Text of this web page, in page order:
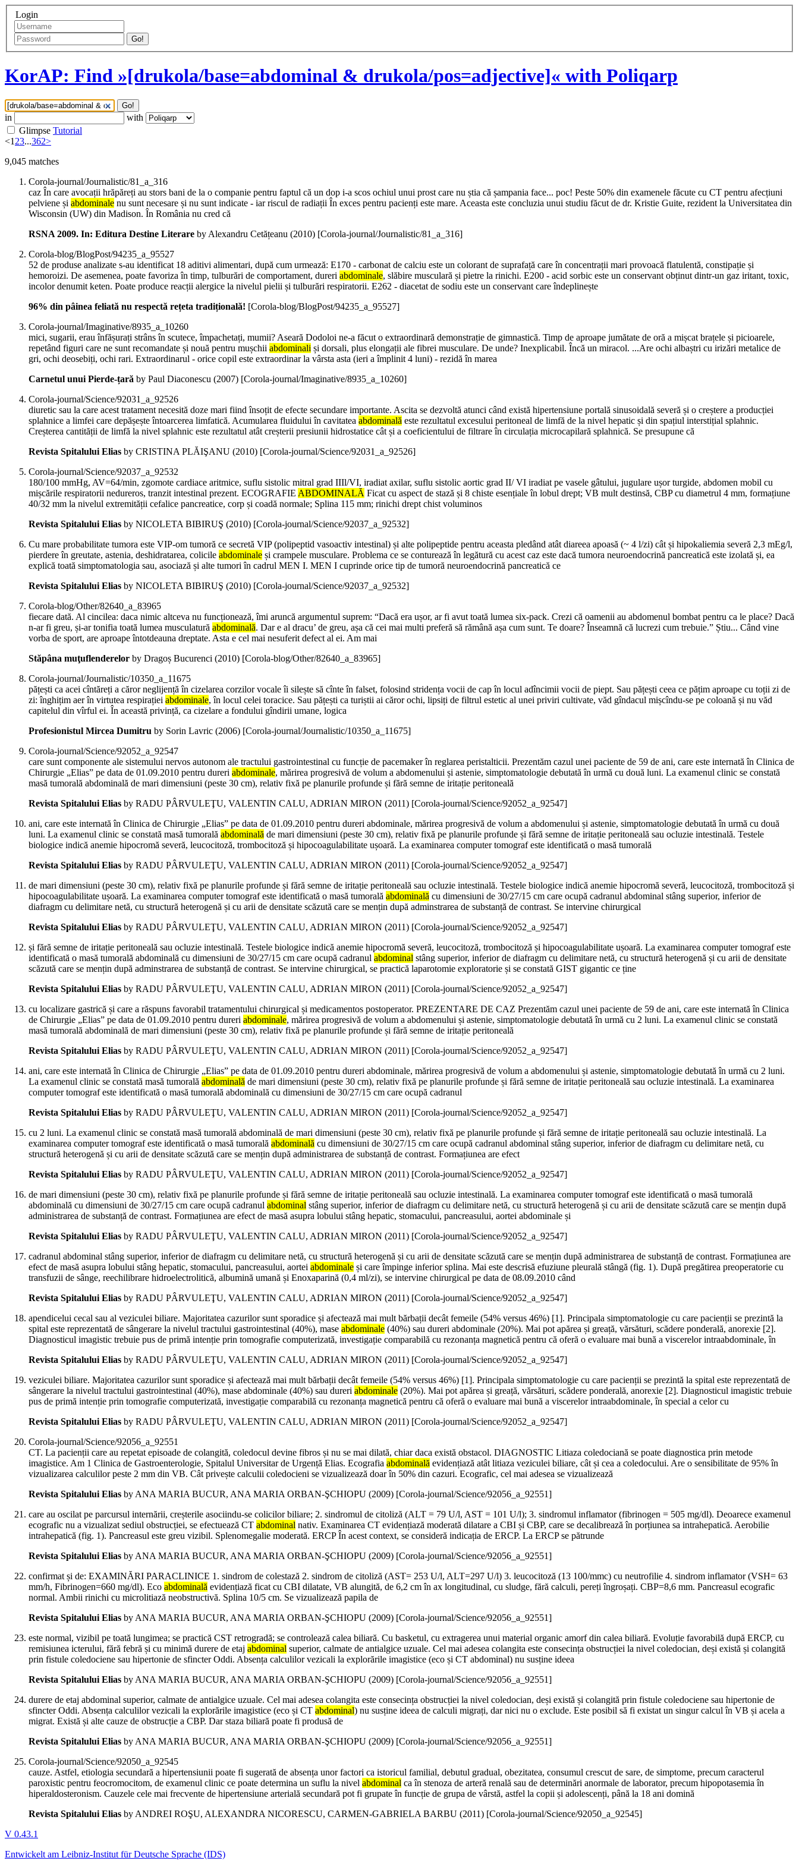
Login
Go!
KorAP: Find »[drukola/base=abdominal & drukola/pos=adjective]« with Poliqarp
Go!
in
with
Glimpse Tutorial
<123...362>
9,045 matches
Corola-journal/Journalistic/81_a_316
caz În care avocații hrăpăreți au stors bani de la o companie pentru faptul că un dop i-a scos ochiul unui prost care nu știa că șampania face... poc! Peste 50% din examenele făcute cu CT pentru afecțiuni
pelviene și abdominale nu sunt necesare și nu sunt indicate - iar riscul de radiații În exces pentru pacienți este mare. Aceasta este concluzia unui studiu făcut de dr. Kristie Guite, rezident la Universitatea din
Wisconsin (UW) din Madison. În România nu cred că
RSNA 2009. In: Editura Destine Literare by Alexandru Cetățeanu (2010) [Corola-journal/Journalistic/81_a_316]
Corola-blog/BlogPost/94235_a_95527
52 de produse analizate s-au identificat 18 aditivi alimentari, după cum urmează: E170 - carbonat de calciu este un colorant de suprafață care în concentrații mari provoacă flatulentă, constipație și
hemoroizi. De asemenea, poate favoriza în timp, tulburări de comportament, dureri abdominale, slăbire musculară și pietre la rinichi. E200 - acid sorbic este un conservant obținut dintr-un gaz iritant, toxic,
incolor denumit keten. Poate produce reacții alergice la nivelul pielii și tulburări respiratorii. E262 - diacetat de sodiu este un conservant care îndeplinește
96% din pâinea feliată nu respectă rețeta tradițională! [Corola-blog/BlogPost/94235_a_95527]
Corola-journal/Imaginative/8935_a_10260
mici, sugarii, erau înfășurați strâns în scutece, împachetați, mumii? Aseară Dodoloi ne-a făcut o extraordinară demonstrație de gimnastică. Timp de aproape jumătate de oră a mișcat brațele și picioarele,
repetând figuri care ne sunt recomandate și nouă pentru mușchii abdominali și dorsali, plus elongații ale fibrei musculare. De unde? Inexplicabil. Încă un miracol. ...Are ochi albaștri cu irizări metalice de
gri, ochi deosebiți, ochi rari. Extraordinarul - orice copil este extraordinar la vârsta asta (ieri a împlinit 4 luni) - rezidă în marea
Carnetul unui Pierde-țară by Paul Diaconescu (2007) [Corola-journal/Imaginative/8935_a_10260]
Corola-journal/Science/92031_a_92526
diuretic sau la care acest tratament necesită doze mari fiind însoțit de efecte secundare importante. Ascita se dezvoltă atunci când există hipertensiune portală sinusoidală severă și o creștere a producției
splahnice a limfei care depășește întoarcerea limfatică. Acumularea fluidului în cavitatea abdominală este rezultatul excesului peritoneal de limfă de la nivel hepatic și din spațiul interstițial splahnic.
Creșterea cantității de limfă la nivel splahnic este rezultatul atât creșterii presiunii hidrostatice cât și a coeficientului de filtrare în circulația microcapilară splahnică. Se presupune că
Revista Spitalului Elias by CRISTINA PLĂIŞANU (2010) [Corola-journal/Science/92031_a_92526]
Corola-journal/Science/92037_a_92532
180/100 mmHg, AV=64/min, zgomote cardiace aritmice, suflu sistolic mitral grad IIIl/VI, iradiat axilar, suflu sistolic aortic grad II/ VI iradiat pe vasele gâtului, jugulare ușor turgide, abdomen mobil cu
mișcările respiratorii nedureros, tranzit intestinal prezent. ECOGRAFIE ABDOMINALĂ Ficat cu aspect de stază și 8 chiste esențiale în lobul drept; VB mult destinsă, CBP cu diametrul 4 mm, formațiune
40/32 mm la nivelul extremității cefalice pancreatice, corp și coadă normale; Splina 115 mm; rinichi drept chist voluminos
Revista Spitalului Elias by NICOLETA BIBIRUŞ (2010) [Corola-journal/Science/92037_a_92532]
Cu mare probabilitate tumora este VIP-om tumoră ce secretă VIP (polipeptid vasoactiv intestinal) și alte polipeptide pentru aceasta pledând atât diareea apoasă (~ 4 l/zi) cât și hipokaliemia severă 2,3 mEg/l,
pierdere în greutate, astenia, deshidratarea, colicile abdominale și crampele musculare. Problema ce se conturează în legătură cu acest caz este dacă tumora neuroendocrină pancreatică este izolată și, ea
explică toată simptomatologia sau, asociază și alte tumori în cadrul MEN I. MEN I cuprinde orice tip de tumoră neuroendocrină pancreatică ce
Revista Spitalului Elias by NICOLETA BIBIRUŞ (2010) [Corola-journal/Science/92037_a_92532]
Corola-blog/Other/82640_a_83965
fiecare dată. Al cincilea: daca nimic altceva nu funcționează, îmi aruncă argumentul suprem: “Dacă era ușor, ar fi avut toată lumea six-pack. Crezi că oamenii au abdomenul bombat pentru ca le place? Dacă
n-ar fi greu, și-ar tonifia toată lumea musculatură abdominală. Dar e al dracu’ de greu, așa că cei mai multi preferă să rămână așa cum sunt. Te doare? Înseamnă că lucrezi cum trebuie.” Știu... Când vine
vorba de sport, are aproape întotdeauna dreptate. Asta e cel mai nesuferit defect al ei. Am mai
Stăpâna muţuflenderelor by Dragoș Bucurenci (2010) [Corola-blog/Other/82640_a_83965]
Corola-journal/Journalistic/10350_a_11675
pățești ca acei cîntăreți a căror neglijență în cizelarea corzilor vocale îi silește să cînte în falset, folosind stridența vocii de cap în locul adîncimii vocii de piept. Sau pățești ceea ce pățim aproape cu toții zi de
zi: înghițim aer în virtutea respirației abdominale, în locul celei toracice. Sau pățești ca turiștii ai căror ochi, lipsiți de filtrul estetic al unei priviri cultivate, văd gîndacul mișcîndu-se pe coloană și nu văd
capitelul din vîrful ei. În această privință, ca cizelare a fondului gîndirii umane, logica
Profesionistul Mircea Dumitru by Sorin Lavric (2006) [Corola-journal/Journalistic/10350_a_11675]
Corola-journal/Science/92052_a_92547
care sunt componente ale sistemului nervos autonom ale tractului gastrointestinal cu funcție de pacemaker în reglarea peristalticii. Prezentăm cazul unei paciente de 59 de ani, care este internată în Clinica de
Chirurgie „Elias” pe data de 01.09.2010 pentru dureri abdominale, mărirea progresivă de volum a abdomenului și astenie, simptomatologie debutată în urmă cu două luni. La examenul clinic se constată
masă tumorală abdominală de mari dimensiuni (peste 30 cm), relativ fixă pe planurile profunde și fără semne de iritație peritoneală
Revista Spitalului Elias by RADU PÂRVULEŢU, VALENTIN CALU, ADRIAN MIRON (2011) [Corola-journal/Science/92052_a_92547]
ani, care este internată în Clinica de Chirurgie „Elias” pe data de 01.09.2010 pentru dureri abdominale, mărirea progresivă de volum a abdomenului și astenie, simptomatologie debutată în urmă cu două
luni. La examenul clinic se constată masă tumorală abdominală de mari dimensiuni (peste 30 cm), relativ fixă pe planurile profunde și fără semne de iritație peritoneală sau ocluzie intestinală. Testele
biologice indică anemie hipocromă severă, leucocitoză, trombocitoză și hipocoagulabilitate ușoară. La examinarea computer tomograf este identificată o masă tumorală
Revista Spitalului Elias by RADU PÂRVULEŢU, VALENTIN CALU, ADRIAN MIRON (2011) [Corola-journal/Science/92052_a_92547]
de mari dimensiuni (peste 30 cm), relativ fixă pe planurile profunde și fără semne de iritație peritoneală sau ocluzie intestinală. Testele biologice indică anemie hipocromă severă, leucocitoză, trombocitoză și
hipocoagulabilitate ușoară. La examinarea computer tomograf este identificată o masă tumorală abdominală cu dimensiuni de 30/27/15 cm care ocupă cadranul abdominal stâng superior, inferior de
diafragm cu delimitare netă, cu structură heterogenă și cu arii de densitate scăzută care se mențin după adminstrarea de substanță de contrast. Se intervine chirurgical
Revista Spitalului Elias by RADU PÂRVULEŢU, VALENTIN CALU, ADRIAN MIRON (2011) [Corola-journal/Science/92052_a_92547]
și fără semne de iritație peritoneală sau ocluzie intestinală. Testele biologice indică anemie hipocromă severă, leucocitoză, trombocitoză și hipocoagulabilitate ușoară. La examinarea computer tomograf este
identificată o masă tumorală abdominală cu dimensiuni de 30/27/15 cm care ocupă cadranul abdominal stâng superior, inferior de diafragm cu delimitare netă, cu structură heterogenă și cu arii de densitate
scăzută care se mențin după adminstrarea de substanță de contrast. Se intervine chirurgical, se practică laparotomie exploratorie și se constată GIST gigantic ce ține
Revista Spitalului Elias by RADU PÂRVULEŢU, VALENTIN CALU, ADRIAN MIRON (2011) [Corola-journal/Science/92052_a_92547]
cu localizare gastrică și care a răspuns favorabil tratamentului chirurgical și medicamentos postoperator. PREZENTARE DE CAZ Prezentăm cazul unei paciente de 59 de ani, care este internată în Clinica
de Chirurgie „Elias” pe data de 01.09.2010 pentru dureri abdominale, mărirea progresivă de volum a abdomenului și astenie, simptomatologie debutată în urmă cu 2 luni. La examenul clinic se constată
masă tumorală abdominală de mari dimensiuni (peste 30 cm), relativ fixă pe planurile profunde și fără semne de iritație peritoneală
Revista Spitalului Elias by RADU PÂRVULEŢU, VALENTIN CALU, ADRIAN MIRON (2011) [Corola-journal/Science/92052_a_92547]
ani, care este internată în Clinica de Chirurgie „Elias” pe data de 01.09.2010 pentru dureri abdominale, mărirea progresivă de volum a abdomenului și astenie, simptomatologie debutată în urmă cu 2 luni.
La examenul clinic se constată masă tumorală abdominală de mari dimensiuni (peste 30 cm), relativ fixă pe planurile profunde și fără semne de iritație peritoneală sau ocluzie intestinală. La examinarea
computer tomograf este identificată o masă tumorală abdominală cu dimensiuni de 30/27/15 cm care ocupă cadranul
Revista Spitalului Elias by RADU PÂRVULEŢU, VALENTIN CALU, ADRIAN MIRON (2011) [Corola-journal/Science/92052_a_92547]
cu 2 luni. La examenul clinic se constată masă tumorală abdominală de mari dimensiuni (peste 30 cm), relativ fixă pe planurile profunde și fără semne de iritație peritoneală sau ocluzie intestinală. La
examinarea computer tomograf este identificată o masă tumorală abdominală cu dimensiuni de 30/27/15 cm care ocupă cadranul abdominal stâng superior, inferior de diafragm cu delimitare netă, cu
structură heterogenă și cu arii de densitate scăzută care se mențin după administrarea de substanță de contrast. Formațiunea are efect
Revista Spitalului Elias by RADU PÂRVULEŢU, VALENTIN CALU, ADRIAN MIRON (2011) [Corola-journal/Science/92052_a_92547]
de mari dimensiuni (peste 30 cm), relativ fixă pe planurile profunde și fără semne de iritație peritoneală sau ocluzie intestinală. La examinarea computer tomograf este identificată o masă tumorală
abdominală cu dimensiuni de 30/27/15 cm care ocupă cadranul abdominal stâng superior, inferior de diafragm cu delimitare netă, cu structură heterogenă și cu arii de densitate scăzută care se mențin după
administrarea de substanță de contrast. Formațiunea are efect de masă asupra lobului stâng hepatic, stomacului, pancreasului, aortei abdominale și
Revista Spitalului Elias by RADU PÂRVULEŢU, VALENTIN CALU, ADRIAN MIRON (2011) [Corola-journal/Science/92052_a_92547]
cadranul abdominal stâng superior, inferior de diafragm cu delimitare netă, cu structură heterogenă și cu arii de densitate scăzută care se mențin după administrarea de substanță de contrast. Formațiunea are
efect de masă asupra lobului stâng hepatic, stomacului, pancreasului, aortei abdominale și care împinge inferior splina. Mai este descrisă efuziune pleurală stângă (fig. 1). După pregătirea preoperatorie cu
transfuzii de sânge, reechilibrare hidroelectrolitică, albumină umană și Enoxaparină (0,4 ml/zi), se intervine chirurgical pe data de 08.09.2010 când
Revista Spitalului Elias by RADU PÂRVULEŢU, VALENTIN CALU, ADRIAN MIRON (2011) [Corola-journal/Science/92052_a_92547]
apendicelui cecal sau al veziculei biliare. Majoritatea cazurilor sunt sporadice și afectează mai mult bărbații decât femeile (54% versus 46%) [1]. Principala simptomatologie cu care pacienții se prezintă la
spital este reprezentată de sângerare la nivelul tractului gastrointestinal (40%), mase abdominale (40%) sau dureri abdominale (20%). Mai pot apărea și greață, vărsături, scădere ponderală, anorexie [2].
Diagnosticul imagistic trebuie pus de primă intenție prin tomografie computerizată, investigație comparabilă cu rezonanța magnetică pentru că oferă o evaluare mai bună a viscerelor intraabdominale, în
Revista Spitalului Elias by RADU PÂRVULEŢU, VALENTIN CALU, ADRIAN MIRON (2011) [Corola-journal/Science/92052_a_92547]
veziculei biliare. Majoritatea cazurilor sunt sporadice și afectează mai mult bărbații decât femeile (54% versus 46%) [1]. Principala simptomatologie cu care pacienții se prezintă la spital este reprezentată de
sângerare la nivelul tractului gastrointestinal (40%), mase abdominale (40%) sau dureri abdominale (20%). Mai pot apărea și greață, vărsături, scădere ponderală, anorexie [2]. Diagnosticul imagistic trebuie
pus de primă intenție prin tomografie computerizată, investigație comparabilă cu rezonanța magnetică pentru că oferă o evaluare mai bună a viscerelor intraabdominale, în special a celor cu
Revista Spitalului Elias by RADU PÂRVULEŢU, VALENTIN CALU, ADRIAN MIRON (2011) [Corola-journal/Science/92052_a_92547]
Corola-journal/Science/92056_a_92551
CT. La pacienții care au repetat episoade de colangită, coledocul devine fibros și nu se mai dilată, chiar daca există obstacol. DIAGNOSTIC Litiaza coledociană se poate diagnostica prin metode
imagistice. Am 1 Clinica de Gastroenterologie, Spitalul Universitar de Urgență Elias. Ecografia abdominală evidențiază atât litiaza veziculei biliare, cât și cea a coledocului. Are o sensibilitate de 95% în
vizualizarea calculilor peste 2 mm din VB. Cât privește calculii coledocieni se vizualizează doar în 50% din cazuri. Ecografic, cel mai adesea se vizualizează
Revista Spitalului Elias by ANA MARIA BUCUR, ANA MARIA ORBAN-ŞCHIOPU (2009) [Corola-journal/Science/92056_a_92551]
care au oscilat pe parcursul internării, creșterile asociindu-se colicilor biliare; 2. sindromul de citoliză (ALT = 79 U/l, AST = 101 U/l); 3. sindromul inflamator (fibrinogen = 505 mg/dl). Deoarece examenul
ecografic nu a vizualizat sediul obstrucției, se efectuează CT abdominal nativ. Examinarea CT evidențiază moderată dilatare a CBI și CBP, care se decalibrează în porțiunea sa intrahepatică. Aerobilie
intrahepatică (fig. 1). Pancreasul este greu vizibil. Splenomegalie moderată. ERCP În acest context, se consideră indicația de ERCP. La ERCP se pătrunde
Revista Spitalului Elias by ANA MARIA BUCUR, ANA MARIA ORBAN-ŞCHIOPU (2009) [Corola-journal/Science/92056_a_92551]
confirmat și de: EXAMINĂRI PARACLINICE 1. sindrom de colestază 2. sindrom de citoliză (AST= 253 U/l, ALT=297 U/l) 3. leucocitoză (13 100/mmc) cu neutrofilie 4. sindrom inflamator (VSH= 63
mm/h, Fibrinogen=660 mg/dl). Eco abdominală evidențiază ficat cu CBI dilatate, VB alungită, de 6,2 cm în ax longitudinal, cu sludge, fără calculi, pereți îngroșați. CBP=8,6 mm. Pancreasul ecografic
normal. Ambii rinichi cu microlitiază neobstructivă. Splina 10/5 cm. Se vizualizează papila de
Revista Spitalului Elias by ANA MARIA BUCUR, ANA MARIA ORBAN-ŞCHIOPU (2009) [Corola-journal/Science/92056_a_92551]
este normal, vizibil pe toată lungimea; se practică CST retrogradă; se controlează calea biliară. Cu basketul, cu extragerea unui material organic amorf din calea biliară. Evoluție favorabilă după ERCP, cu
remisiunea icterului, fără febră și cu minimă durere de etaj abdominal superior, calmate de antialgice uzuale. Cel mai adesea colangita este consecința obstrucției la nivel coledocian, deși există și colangită
prin fistule coledociene sau hipertonie de sfincter Oddi. Absența calculilor vezicali la explorările imagistice (eco și CT abdominal) nu susține ideea
Revista Spitalului Elias by ANA MARIA BUCUR, ANA MARIA ORBAN-ŞCHIOPU (2009) [Corola-journal/Science/92056_a_92551]
durere de etaj abdominal superior, calmate de antialgice uzuale. Cel mai adesea colangita este consecința obstrucției la nivel coledocian, deși există și colangită prin fistule coledociene sau hipertonie de
sfincter Oddi. Absența calculilor vezicali la explorările imagistice (eco și CT abdominal) nu susține ideea de calculi migrați, dar nici nu o exclude. Este posibil să fi existat un singur calcul în VB și acela a
migrat. Există și alte cauze de obstrucție a CBP. Dar staza biliară poate fi produsă de
Revista Spitalului Elias by ANA MARIA BUCUR, ANA MARIA ORBAN-ŞCHIOPU (2009) [Corola-journal/Science/92056_a_92551]
Corola-journal/Science/92050_a_92545
cauze. Astfel, etiologia secundară a hipertensiunii poate fi sugerată de absența unor factori ca istoricul familial, debutul gradual, obezitatea, consumul crescut de sare, de simptome, precum caracterul
paroxistic pentru feocromocitom, de examenul clinic ce poate determina un suflu la nivel abdominal ca în stenoza de arteră renală sau de determinări anormale de laborator, precum hipopotasemia în
hiperaldosteronism. Cauzele cele mai frecvente de hipertensiune arterială secundară pot fi grupate în funcție de grupa de vârstă, astfel la copii și adolescenți, până la 18 ani domină
Revista Spitalului Elias by ANDREI ROŞU, ALEXANDRA NICORESCU, CARMEN-GABRIELA BARBU (2011) [Corola-journal/Science/92050_a_92545]
V 0.43.1
Entwickelt am Leibniz-Institut für Deutsche Sprache (IDS)